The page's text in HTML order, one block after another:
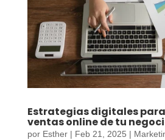
Estrategias digitales
ventas online de tu
por Esther| Feb 21, 2025 |